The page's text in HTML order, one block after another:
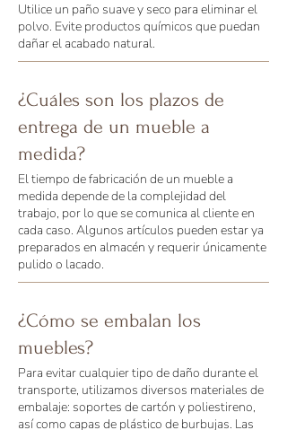
Utilice un paño suave y seco para eliminar el
polvo. Evite productos químicos que puedan
dañar el acabado natural.
¿Cuáles son los plazos de
entrega de un mueble a
medida?
El tiempo de fabricación de un mueble a
medida depende de la complejidad del
trabajo, por lo que se comunica al cliente en
cada caso. Algunos artículos pueden estar ya
preparados en almacén y requerir únicamente
pulido o lacado.
¿Cómo se embalan los
muebles?
Para evitar cualquier tipo de daño durante el
transporte, utilizamos diversos materiales de
embalaje: soportes de cartón y poliestireno,
así como capas de plástico de burbujas. Las